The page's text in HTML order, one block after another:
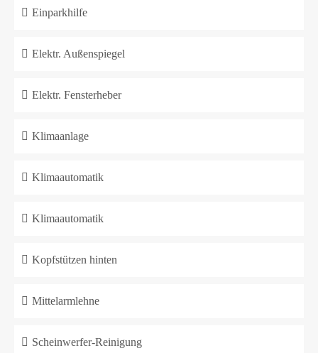
Einparkhilfe
Elektr. Außenspiegel
Elektr. Fensterheber
Klimaanlage
Klimaautomatik
Klimaautomatik
Kopfstützen hinten
Mittelarmlehne
Scheinwerfer-Reinigung